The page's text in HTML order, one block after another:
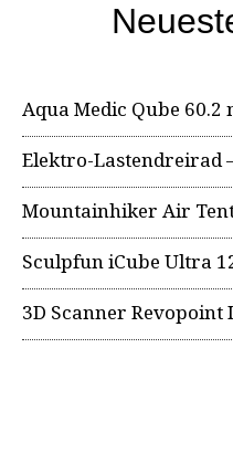
Aqua Medic Qube
Elektro-Lastendreirad
Mountainhiker Air
Sculpfun iCube Ultra
3D Scanner Revopoint